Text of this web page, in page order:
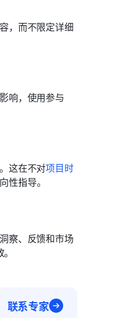
，而不限定详细
响，使用参与
这在不对项目时
性指导。
察、反馈和市场
联系专家